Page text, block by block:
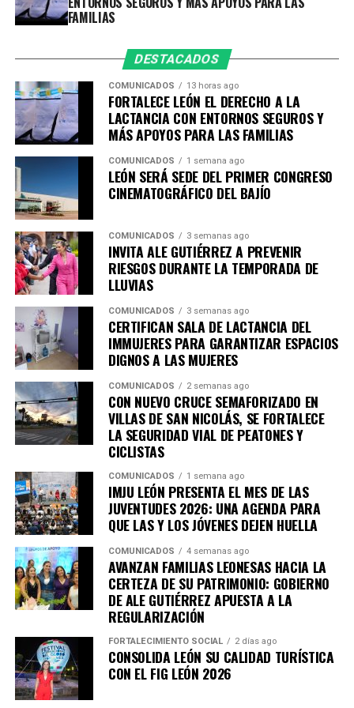
la ciudadanía.
FAMILIAS
DESTACADOS
COMUNICADOS 13 horas ago
FORTALECE LEÓN EL DERECHO A LA
LACTANCIA CON ENTORNOS SEGUROS Y
MÁS APOYOS PARA LAS FAMILIAS
COMUNICADOS 1 semana ago
LEÓN SERÁ SEDE DEL PRIMER CONGRESO
CINEMATOGRÁFICO DEL BAJÍO
COMUNICADOS 3 semanas ago
INVITA ALE GUTIÉRREZ A PREVENIR
RIESGOS DURANTE LA TEMPORADA DE
LLUVIAS
COMUNICADOS 3 semanas ago
CERTIFICAN SALA DE LACTANCIA DEL
IMMUJERES PARA GARANTIZAR ESPACIOS
DIGNOS A LAS MUJERES
COMUNICADOS 2 semanas ago
CON NUEVO CRUCE SEMAFORIZADO EN
VILLAS DE SAN NICOLÁS, SE FORTALECE
LA SEGURIDAD VIAL DE PEATONES Y
CICLISTAS
COMUNICADOS 1 semana ago
IMJU LEÓN PRESENTA EL MES DE LAS
JUVENTUDES 2026: UNA AGENDA PARA
QUE LAS Y LOS JÓVENES DEJEN HUELLA
COMUNICADOS 4 semanas ago
AVANZAN FAMILIAS LEONESAS HACIA LA
CERTEZA DE SU PATRIMONIO: GOBIERNO
DE ALE GUTIÉRREZ APUESTA A LA
REGULARIZACIÓN
FORTALECIMIENTO SOCIAL 2 días ago
CONSOLIDA LEÓN SU CALIDAD TURÍSTICA
CON EL FIG LEÓN 2026